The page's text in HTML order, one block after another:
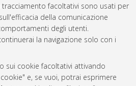
facoltativi sono usati per
della comunicazione
degli utenti.
la navigazione solo con i
sui cookie facoltativi attivando
e, se vuoi, potrai esprimere
statistiche
del documento:
7954